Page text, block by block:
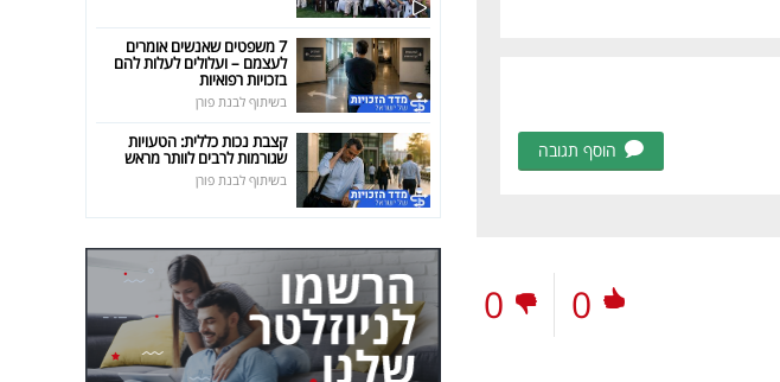
הוסף תגובה
0
0
7 משפטים שאנשים אומרים
לעצמם – ועלולים לעלות להם
בזכויות רפואיות
בשיתוף לבנת פורן
קצבת נכות כללית: הטעויות
שגורמות לרבים לוותר מראש
בשיתוף לבנת פורן